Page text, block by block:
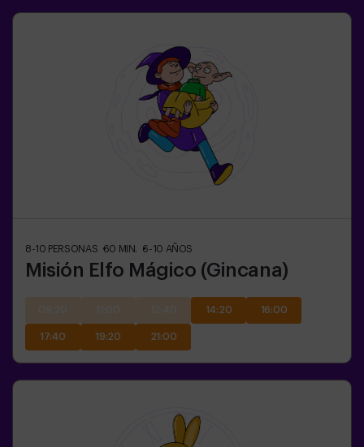
8-10 PERSONAS 60 MIN. 6-10 AÑOS
Misión Elfo Mágico (Gincana)
14:20 16:00
17:40 19:20 21:00